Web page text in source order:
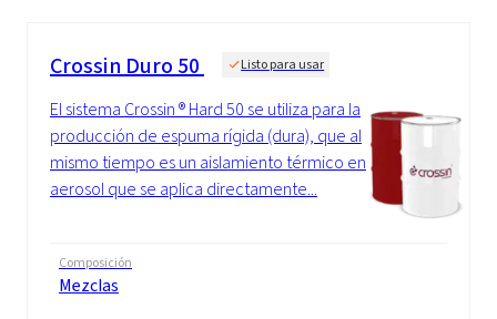
Crossin Duro 50 Listo para usar
El sistema Crossin ® Hard 50 se utiliza para la
producción de espuma rígida (dura), que al
mismo tiempo es un aislamiento térmico en
aerosol que se aplica directamente...
Composición
Mezclas